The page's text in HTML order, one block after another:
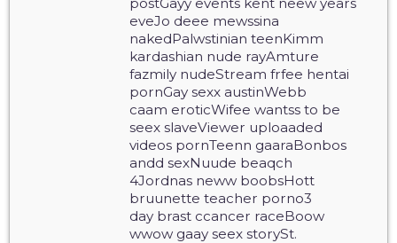
eveJo deee mewssina
nakedPalwstinian teenKimm
kardashian nude rayAmture
fazmily nudeStream frfee hentai
pornGay sexx austinWebb
caam eroticWifee wantss to be
seex slaveViewer uploaaded
videos pornTeenn gaaraBonbos
andd sexNuude beaqch
4Jordnas neww boobsHott
bruunette teacher porno3
day brast ccancer raceBoow
wwow gaay seex storySt.